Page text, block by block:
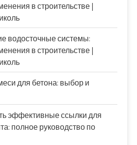
в строительстве |
водосточные системы:
в строительстве |
для бетона: выбор и
эффективные ссылки для
полное руководство по